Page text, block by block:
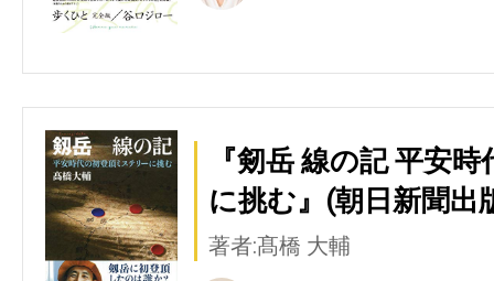
『剱岳 線の記 平安
に挑む』(朝日新聞出
著者:髙橋 大輔